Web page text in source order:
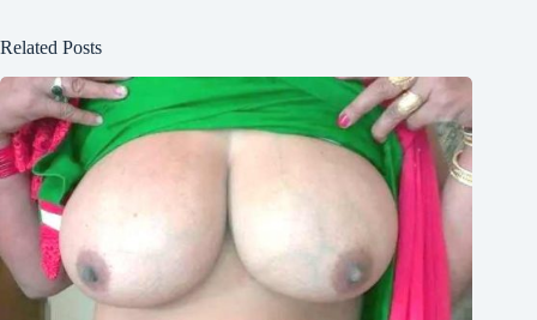
Related Posts